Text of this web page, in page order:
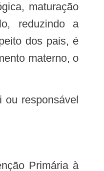
maturação
reduzindo a
dos pais, é
materno, o